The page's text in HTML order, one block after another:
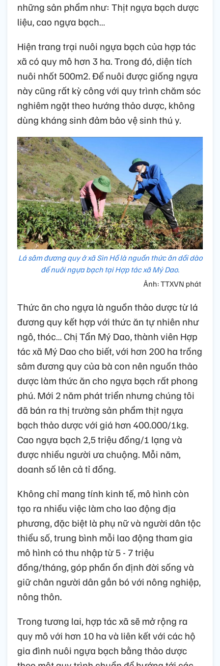
những sản phẩm như: Thịt ngựa bạch dược
liệu, cao ngựa bạch…
Hiện trang trại nuôi ngựa bạch của hợp tác
xã có quy mô hơn 3 ha. Trong đó, diện tích
nuôi nhốt 500m2. Để nuôi được giống ngựa
này cũng rất kỳ công với quy trình chăm sóc
nghiêm ngặt theo hướng thảo dược, không
dùng kháng sinh đảm bảo vệ sinh thú y.
Lá sâm đương quy ở xã Sìn Hồ là nguồn thức ăn dồi dào
để nuôi ngựa bạch tại Hợp tác xã Mý Dao.
Ảnh: TTXVN phát
Thức ăn cho ngựa là nguồn thảo dược từ lá
đương quy kết hợp với thức ăn tự nhiên như
ngô, thóc… Chị Tẩn Mý Dao, thành viên Hợp
tác xã Mý Dao cho biết, với hơn 200 ha trồng
sâm đương quy của bà con nên nguồn thảo
dược làm thức ăn cho ngựa bạch rất phong
phú. Mới 2 năm phát triển nhưng chúng tôi
đã bán ra thị trường sản phẩm thịt ngựa
bạch thảo dược với giá hơn 400.000/1kg.
Cao ngựa bạch 2,5 triệu đồng/1 lạng và
được nhiều người ưa chuộng. Mỗi năm,
doanh số lên cả tỉ đồng.
Không chỉ mang tính kinh tế, mô hình còn
tạo ra nhiều việc làm cho lao động địa
phương, đặc biệt là phụ nữ và người dân tộc
thiểu số, trung bình mỗi lao động tham gia
mô hình có thu nhập từ 5 - 7 triệu
đồng/tháng, góp phần ổn định đời sống và
giữ chân người dân gắn bó với nông nghiệp,
nông thôn.
Trong tương lai, hợp tác xã sẽ mở rộng ra
quy mô với hơn 10 ha và liên kết với các hộ
gia đình nuôi ngựa bạch bằng thảo dược